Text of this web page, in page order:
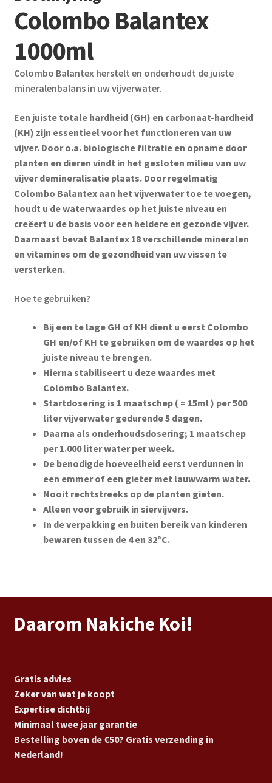
Colombo Balantex
1000ml
Colombo Balantex herstelt en onderhoudt de juiste
mineralenbalans in uw vijverwater.
Een juiste totale hardheid (GH) en carbonaat-hardheid
(KH) zijn essentieel voor het functioneren van uw
vijver. Door o.a. biologische filtratie en opname door
planten en dieren vindt in het gesloten milieu van uw
vijver demineralisatie plaats. Door regelmatig
Colombo Balantex aan het vijverwater toe te voegen,
houdt u de water­waardes op het juiste niveau en
creëert u de basis voor een heldere en gezonde vijver.
Daarnaast bevat Balantex 18 verschillende mineralen
en vitamines om de gezondheid van uw vissen te
versterken.
Hoe te gebruiken?
Bij een te lage GH of KH dient u eerst Colombo
GH en/of KH te gebruiken om de waardes op het
juiste niveau te brengen.
Hierna stabiliseert u deze waardes met
Colombo Balantex.
Startdosering is 1 maatschep ( = 15ml ) per 500
liter vijverwater gedurende 5 dagen.
Daarna als onderhoudsdosering; 1 maatschep
per 1.000 liter water per week.
De benodigde hoeveelheid eerst verdunnen in
een emmer of een gieter met lauwwarm water.
Nooit rechtstreeks op de planten gieten.
Alleen voor gebruik in siervijvers.
In de verpakking en buiten bereik van kinderen
bewaren tussen de 4 en 32ºC.
Daarom Nakiche Koi!
Gratis advies
Zeker van wat je koopt
Expertise dichtbij
Minimaal twee jaar garantie
Bestelling boven de €50? Gratis verzending in
Nederland!